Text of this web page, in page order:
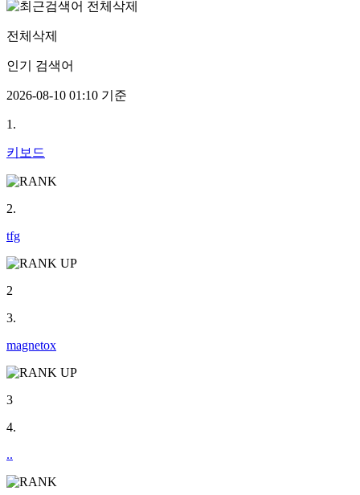
전체삭제
인기 검색어
2026-08-10 01:10 기준
1.
키보드
2.
tfg
2
3.
magnetox
3
4.
..